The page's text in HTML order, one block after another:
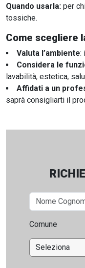
Quando usarla: per
tossiche.
Come scegliere
Valuta l’ambiente:
Considera le
lavabilità, estetica,
Affidati a un
saprà consigliarti il
Comune